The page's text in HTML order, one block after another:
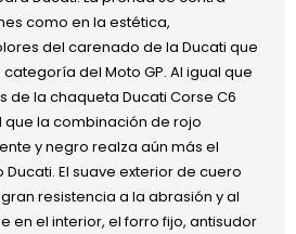
como en la estética,
del carenado de la Ducati que
del Moto GP. Al igual que
de la chaqueta Ducati Corse C6
que la combinación de rojo
y negro realza aún más el
El suave exterior de cuero
resistencia a la abrasión y al
en el interior, el forro fijo, antisudor